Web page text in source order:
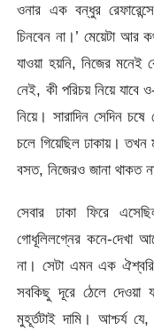
ওনার এক বন্ধুর
চিনবেন না।’ মেয়েটা আর
যাওয়া হয়নি, নিজের মনেই
নেই, কী পরিচয় নিয়ে যাবে
নিয়ে। সারাদিন সেদিন
চলে গিয়েছিল ঢাকায়।
বসত, নিজেরও জানা থাকত
সেবার ঢাকা ফিরে
গোধূলিলগ্নের কনে-দেখা
না। সেটা এমন এক
সবকিছু দূরে ঠেলে
মুহূর্তটাই দামি। আশ্চর্য